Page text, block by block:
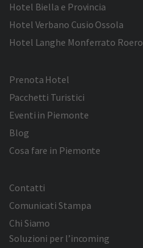
Hotel Biella e Provincia
Hotel Verbano Cusio Ossola
Hotel Langhe Monferrato Roero
Prenota Hotel
Pacchetti Turistici
Eventi in Piemonte
Blog
Cosa fare in Piemonte
Contatti
Comunicati Stampa
Chi Siamo
Soluzioni per l’incoming